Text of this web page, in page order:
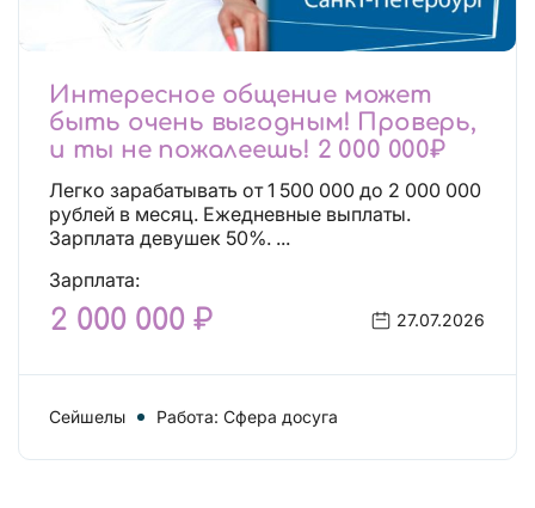
Интересное общение может
быть очень выгодным! Проверь,
и ты не пожалеешь! 2 000 000₽
Легко зарабатывать от 1 500 000 до 2 000 000
рублей в месяц. Ежедневные выплаты.
Зарплата девушек 50%. ...
Зарплата:
2 000 000 ₽ 27.07.2026
Сейшелы Работа: Сфера досуга